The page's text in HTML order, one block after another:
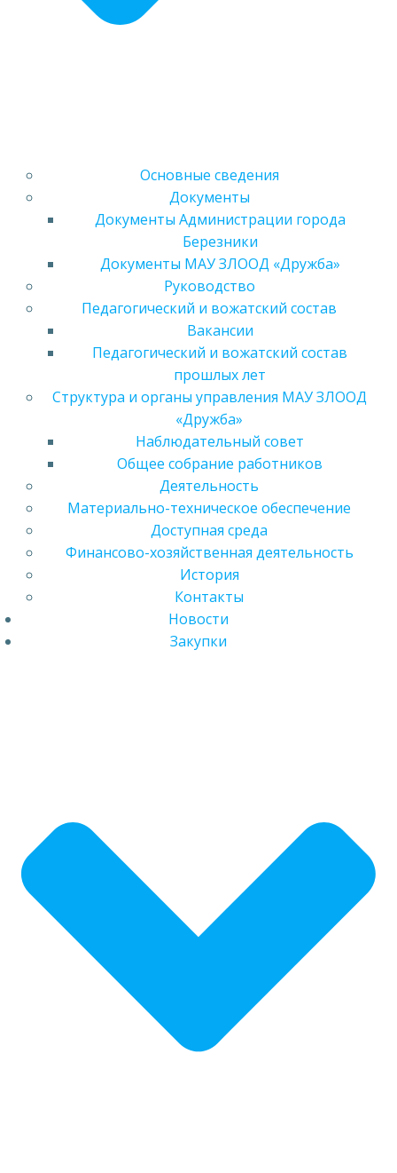
Основные сведения
Документы
Документы Администрации города
Березники
Документы МАУ ЗЛООД «Дружба»
Руководство
Педагогический и вожатский состав
Вакансии
Педагогический и вожатский состав
прошлых лет
Структура и органы управления МАУ ЗЛООД
«Дружба»
Наблюдательный совет
Общее собрание работников
Деятельность
Материально-техническое обеспечение
Доступная среда
Финансово-хозяйственная деятельность
История
Контакты
Новости
Закупки